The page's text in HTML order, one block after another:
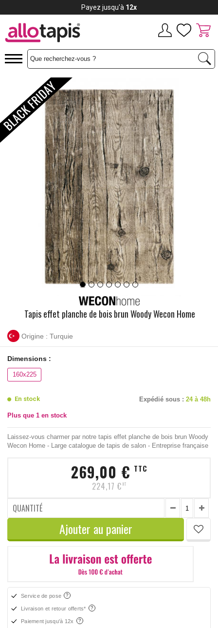
Tapis effet planche de bois brun Woody Wecon Home
Origine : Turquie
Dimensions :
160x225
En stock Expédié sous : 24 à 48h
Plus que 1 en stock
Laissez-vous charmer par notre tapis effet planche de bois brun Woody
Wecon Home - Large catalogue de tapis de salon - Entreprise française
269,00 € TTC
224,17 € HT
QUANTITÉ
Ajouter au panier
Service de pose
Livraison et retour offerts*
Paiement jusqu'à 12x
Payez jusqu'à 12x